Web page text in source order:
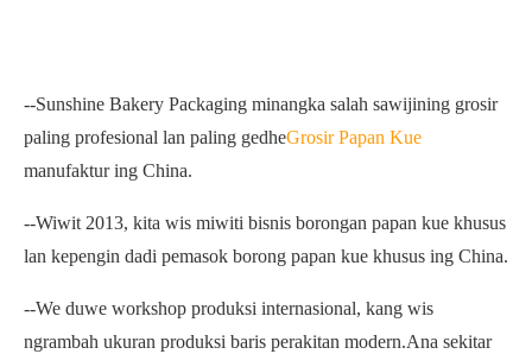
--Sunshine Bakery Packaging minangka salah sawijining grosir
paling profesional lan paling gedheGrosir Papan Kue
manufaktur ing China.
--Wiwit 2013, kita wis miwiti bisnis borongan papan kue khusus
lan kepengin dadi pemasok borong papan kue khusus ing China.
--We duwe workshop produksi internasional, kang wis
ngrambah ukuran produksi baris perakitan modern.Ana sekitar